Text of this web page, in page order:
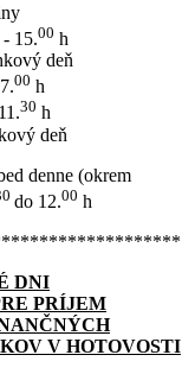
- 15.00 h
deň
00 h
30 h
deň
denne (okrem
do 12.00 h
DNI
PRÍJEM
V HOTOVOSTI